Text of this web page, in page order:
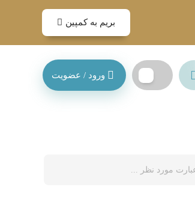
بریم به کمپین
ورود / عضویت